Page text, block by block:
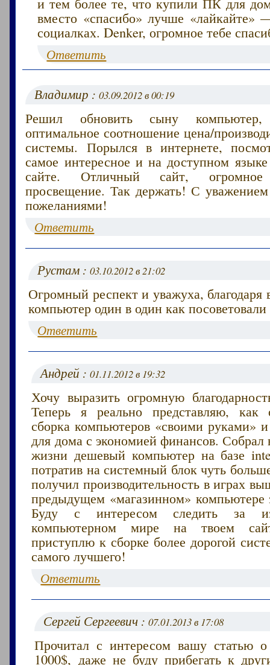
вместо «спасибо» лучше «лайкайте»
социалках. Denker, огромное тебе
Ответить
Владимир :03.09.2012 в 00:19
Решил обновить сыну
оптимальное соотношение цена/
системы. Порылся в интернете,
самое интересное и на доступном
сайте. Отличный сайт,
просвещение. Так держать! С
пожеланиями!
Ответить
Рустам :03.10.2012 в 21:02
Огромный респект и уважуха, благодаря
компьютер один в один как
Ответить
Андрей :01.11.2012 в 19:32
Хочу выразить огромную
Теперь я реально представляю, как
сборка компьютеров «своими руками»
для дома с экономией финансов. Собрал
жизни дешевый компьютер на базе
потратив на системный блок чуть
получил производительность в играх
предыдущем «магазинном»
Буду с интересом следить за
компьютерном мире на твоем
приступлю к сборке более дорогой
самого лучшего!
Ответить
Сергей Сергеевич :07.01.2013 в 17:08
Прочитал с интересом вашу статью
1000$, даже не буду прибегать к